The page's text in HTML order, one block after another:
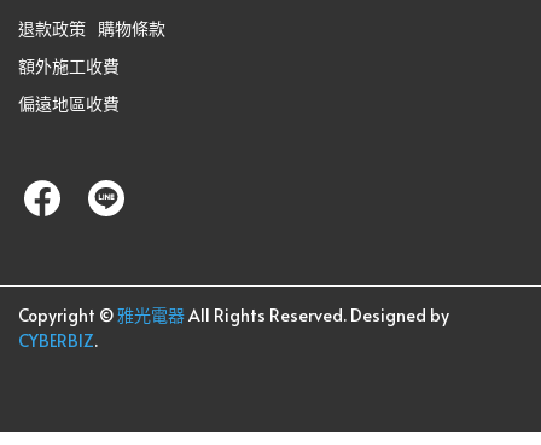
退款政策 購物條款
額外施工收費
偏遠地區收費
Copyright ©雅光電器All Rights Reserved. Designed by
CYBERBIZ.